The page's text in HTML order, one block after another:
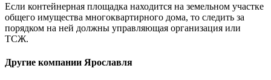
Если контейнерная площадка находится на земельном участке
общего имущества многоквартирного дома, то следить за
порядком на ней должны управляющая организация или
ТСЖ.
Другие компании Ярославля